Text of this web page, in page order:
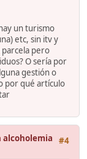
un turismo
etc, sin itv y
parcela pero
O sería por
gestión o
por qué artículo
#4
alcoholemia